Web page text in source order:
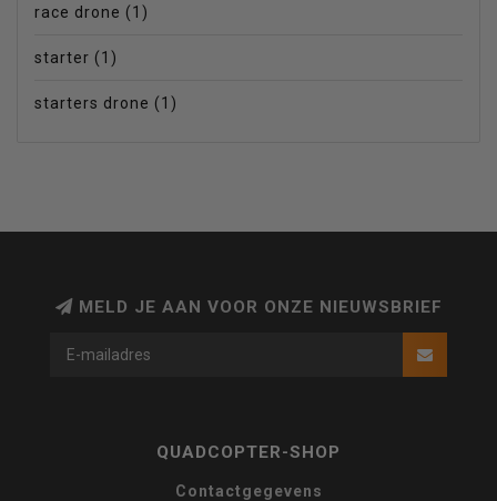
race drone (1)
starter (1)
starters drone (1)
MELD JE AAN VOOR ONZE NIEUWSBRIEF
QUADCOPTER-SHOP
Contactgegevens